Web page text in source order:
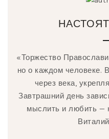
«Торжество
но о каждом человеке.
через века,
Завтрашний день
мыслить и любить —